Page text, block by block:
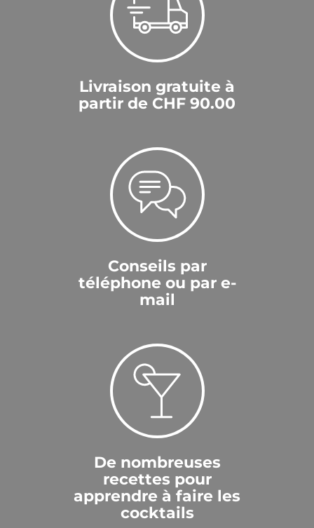
Livraison gratuite à
partir de CHF 90.00
Conseils par
téléphone ou par e-
mail
De nombreuses
recettes pour
apprendre à faire les
cocktails